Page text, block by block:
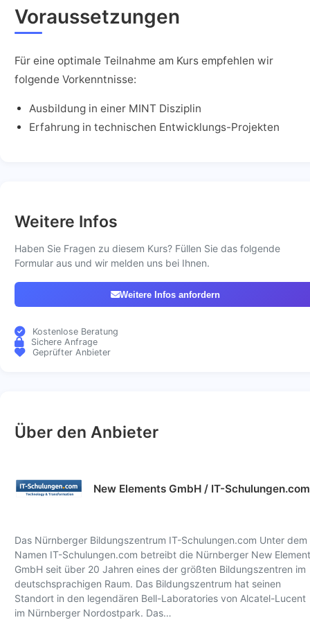
Voraussetzungen
Für eine optimale Teilnahme am Kurs empfehlen wir
folgende Vorkenntnisse:
Ausbildung in einer MINT Disziplin
Erfahrung in technischen Entwicklungs-Projekten
Weitere Infos
Haben Sie Fragen zu diesem Kurs? Füllen Sie das folgende
Formular aus und wir melden uns bei Ihnen.
Weitere Infos anfordern
Kostenlose Beratung
Sichere Anfrage
Geprüfter Anbieter
Über den Anbieter
New Elements GmbH / IT-Schulungen.com
Das Nürnberger Bildungszentrum IT-Schulungen.com Unter dem
Namen IT-Schulungen.com betreibt die Nürnberger New
GmbH seit über 20 Jahren eines der größten Bildungszentren im
deutschsprachigen Raum. Das Bildungszentrum hat seinen
Standort in den legendären Bell-Laboratories von Alcatel-Lucent
im Nürnberger Nordostpark. Das…